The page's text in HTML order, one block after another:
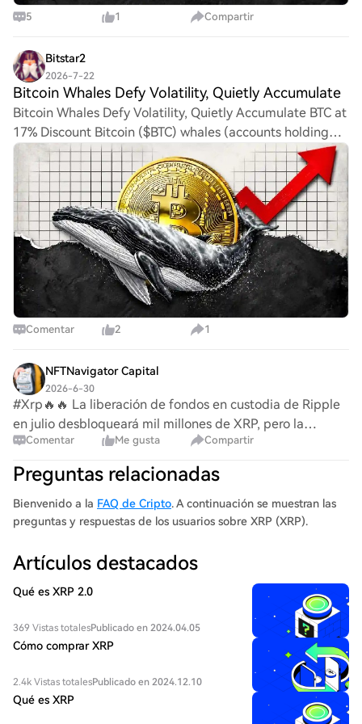
5 1 Compartir
Bitstar2
2026-7-22
Bitcoin Whales Defy Volatility, Quietly Accumulate
Bitcoin Whales Defy Volatility, Quietly Accumulate BTC at
17% Discount Bitcoin ($BTC) whales (accounts holding
between 1,000 and 10,000 $BTC) have been consistently
accumulating the cryptocurrency sin
Comentar 2 1
NFTNavigator Capital
2026-6-30
#Xrp🔥🔥 La liberación de fondos en custodia de Ripple
en julio desbloqueará mil millones de XRP, pero la
historia sugiere que es probable que solo unos pocos
cientos de millones permanezcan en circulac
Comentar Me gusta Compartir
Preguntas relacionadas
Bienvenido a la FAQ de Cripto. A continuación se muestran las
preguntas y respuestas de los usuarios sobre XRP (XRP).
Artículos destacados
Qué es XRP 2.0
369 Vistas totalesPublicado en 2024.04.05
Cómo comprar XRP
2.4k Vistas totalesPublicado en 2024.12.10
Qué es XRP